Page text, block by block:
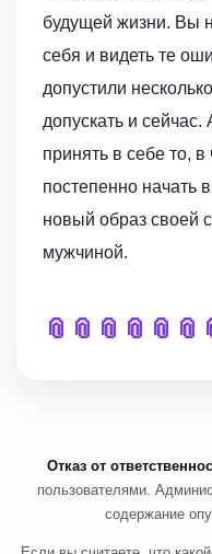
будущей жизни. Вы
себя и видеть те
допустили
допускать и сейчас.
принять в себе то,
постепенно начать
новый образ своей
мужчиной.
📎 📎 📎 📎 📎 📎
Отказ от
пользователями.
содержание